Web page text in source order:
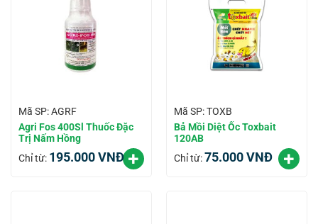
Mã SP: AGRF
Agri Fos 400Sl Thuốc Đặc
Trị Nấm Hồng
Chỉ từ: 195.000VNĐ
Mã SP: TOXB
Bả Mồi Diệt Ốc Toxbait
120AB
Chỉ từ:75.000VNĐ